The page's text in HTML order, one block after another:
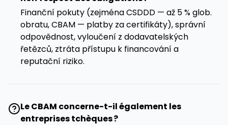
Finanční pokuty (zejména CSDDD — až 5 % glob.
obratu, CBAM — platby za certifikáty), správní
odpovědnost, vyloučení z dodavatelských
řetězců, ztráta přístupu k financování a
reputační riziko.
Le CBAM concerne-t-il également les
entreprises tchèques ?